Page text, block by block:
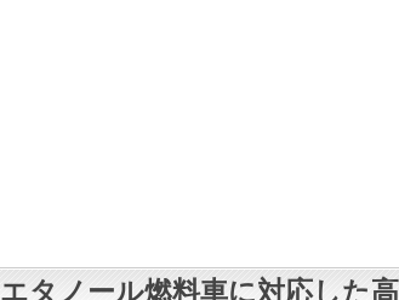
エタノール燃料車に対応した